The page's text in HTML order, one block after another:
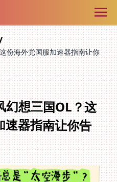
份海外党国服加速器指南让你
幻想三国OL？这
速器指南让你告